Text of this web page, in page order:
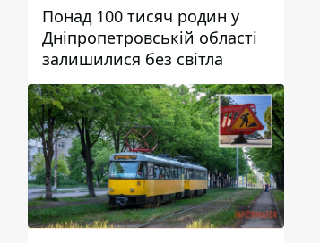
Понад 100 тисяч родин у
Дніпропетровській області
залишилися без світла